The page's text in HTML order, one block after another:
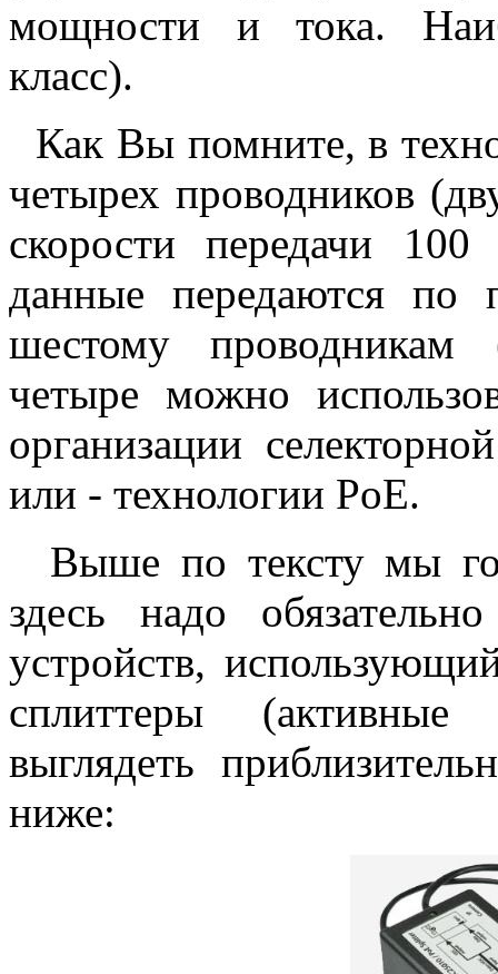
мощности и тока.
класс).
Как Вы помните, в
четырех проводников
скорости передачи
данные передаются по
шестому проводникам
четыре можно
организации
или - технологии PoE.
Выше по тексту мы
здесь надо
устройств,
сплиттеры
выглядеть
ниже: